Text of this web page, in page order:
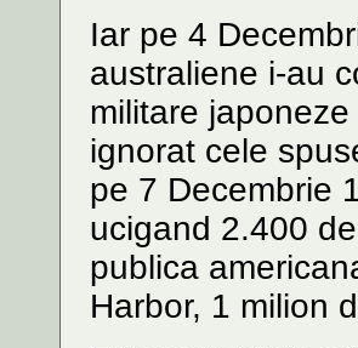
Iar pe 4
australiene i-au
militare
ignorat cele
pe 7 Decembrie
ucigand 2.400
publica
Harbor, 1 milion